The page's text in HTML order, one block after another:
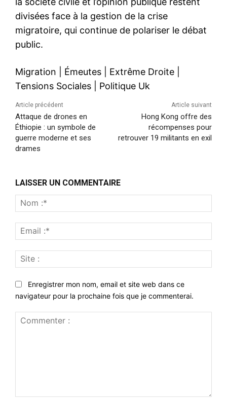
divisées face à la gestion de la crise
migratoire, qui continue de polariser le débat
public.
Migration Émeutes Extrême Droite
Tensions Sociales
Politique Uk
Article précédent
Attaque de drones en
Éthiopie : un symbole de
guerre moderne et ses
drames
Article suivant
Hong Kong offre des
récompenses pour
retrouver 19 militants en exil
LAISSER UN COMMENTAIRE
:*
:*
:
Enregistrer mon nom, email et site web dans ce
navigateur pour la prochaine fois que je commenterai.